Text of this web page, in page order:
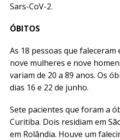
Sars-CoV-2.
ÓBITOS
As 18 pessoas que
nove mulheres e nove
variam de 20 a 89 anos. Os
dias 16 e 22 de junho.
Sete pacientes que foram a
Curitiba. Dois residiam em
em Rolândia. Houve um